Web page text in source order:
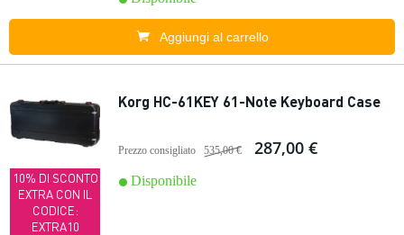
Aggiungi al carrello
10% DI SCONTO
EXTRA CON IL
CODICE:
EXTRA10
Korg HC-61KEY 61-Note Keyboard Case
Prezzo consigliato 535,00 € 287,00 €
Disponibile